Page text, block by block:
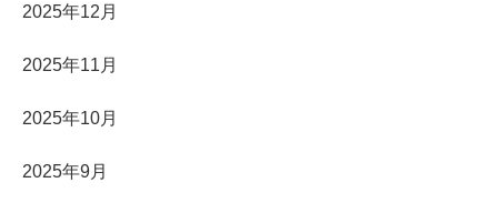
2025年12月
2025年11月
2025年10月
2025年9月